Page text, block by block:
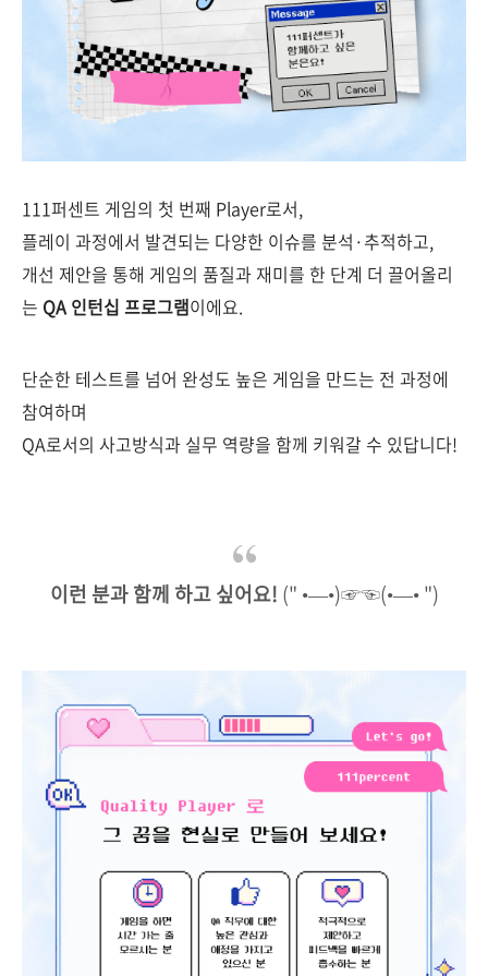
111퍼센트 게임의 첫 번째 Player로서,
플레이 과정에서 발견되는 다양한 이슈를 분석·추적하고,
개선 제안을 통해 게임의 품질과 재미를 한 단계 더 끌어올리
는 QA 인턴십 프로그램이에요.
단순한 테스트를 넘어 완성도 높은 게임을 만드는 전 과정에
참여하며
QA로서의 사고방식과 실무 역량을 함께 키워갈 수 있답니다!
이런 분과 함께 하고 싶어요! (" •—•)☞☜(•—• ")